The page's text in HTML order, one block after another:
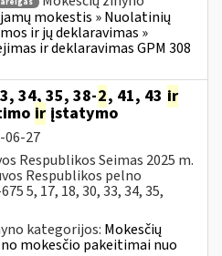
mokestis » Nuolatinių
ir jų deklaravimas »
ir deklaravimas GPM 308
34, 35, 38-2, 41, 43 ir
ir įstatymo
06-27
Respublikos Seimas 2025 m.
Respublikos pelno
5, 17, 18, 30, 33, 34, 35,
kategorijos: Mokesčių
mokesčio pakeitimai nuo